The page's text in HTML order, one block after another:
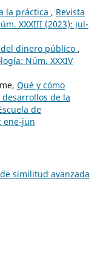
la práctica , Revista
XXXIII (2023): jul-
dinero público ,
Núm. XXXIV
Qué y cómo
de la
de
ene-jun
similitud avanzada